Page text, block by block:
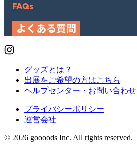
FAQs
よくある質問
グッズとは？
出展をご希望の方はこちら
ヘルプセンター・お問い合わせ
プライバシーポリシー
運営会社
© 2026 goooods Inc. All rights reserved.